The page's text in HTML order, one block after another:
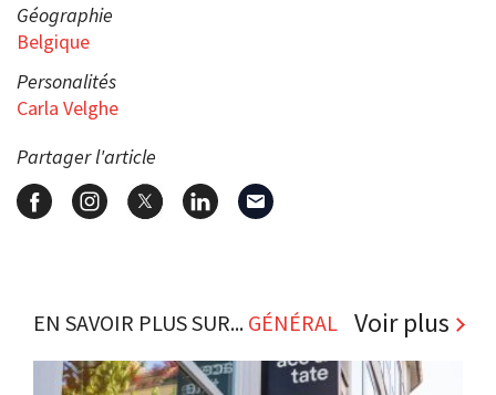
Géographie
Belgique
Personalités
Carla Velghe
Partager l'article
EN SAVOIR PLUS SUR... GÉNÉRAL Voir plus